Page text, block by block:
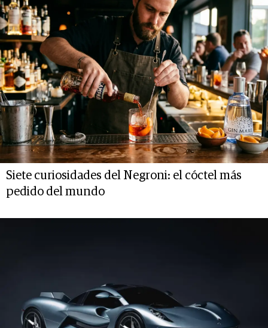
Siete curiosidades del Negroni: el cóctel más
pedido del mundo